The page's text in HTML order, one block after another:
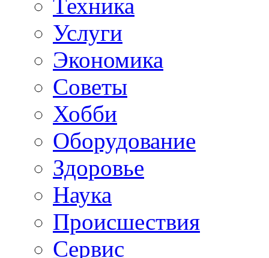
Техника
Услуги
Экономика
Советы
Хобби
Oборудование
Здоровье
Наука
Происшествия
Сервис